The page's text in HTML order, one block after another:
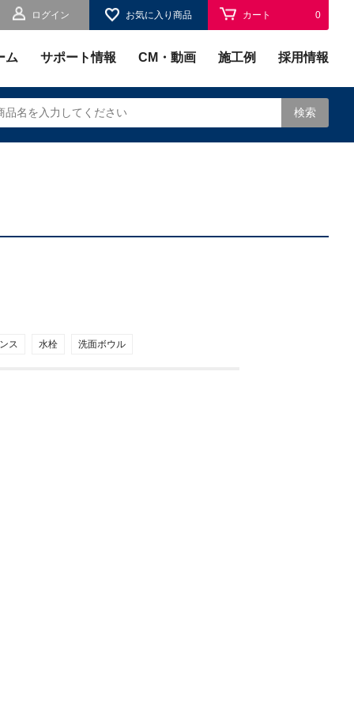
ログイン お気に入り商品 カート 0
ム サポート情報 CM・動画 施工例 採用情報
検索
ス 水栓 洗面ボウル